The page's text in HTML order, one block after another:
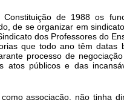
Constituição de 1988 os
de se organizar em
dos Professores do
que todo ano têm datas
processo de
atos públicos e das
como associação, não tinha